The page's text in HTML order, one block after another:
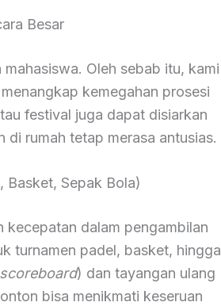
Besar
Oleh sebab itu, kami
kemegahan prosesi
festival juga dapat disiarkan
di rumah tetap merasa antusias.
Basket, Sepak Bola)
kecepatan dalam pengambilan
turnamen padel, basket, hingga
) dan tayangan ulang
bisa menikmati keseruan